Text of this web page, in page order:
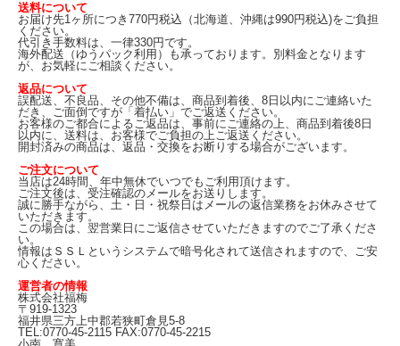
送料について
お届け先1ヶ所につき770円税込（北海道、沖縄は990円税込)をご負担
ください。
代引き手数料は、一律330円です。
海外配送（ゆうパック利用）も承っております。別料金となります
が、お気軽にご相談ください。
返品について
誤配送、不良品、その他不備は、商品到着後、8日以内にご連絡いた
だき、ご面倒ですが「着払い」でご返送ください。
お客様のご都合によるご返品は、事前にご連絡の上、商品到着後8日
以内に、送料は、お客様でご負担の上ご返送ください。
開封済みの商品は、返品・交換をお断りする場合がございます。
ご注文について
当店は24時間、年中無休でいつでもご利用頂けます。
ご注文後は、受注確認のメールをお送りします。
誠に勝手ながら、土・日・祝祭日はメールの返信業務をお休みさせて
いただきます。
この場合は、翌営業日にご返信させていただきますのでご了承くださ
い。
情報はＳＳＬというシステムで暗号化されて送信されますので、ご安
心ください。
運営者の情報
株式会社福梅
〒919-1323
福井県三方上中郡若狭町倉見5-8
TEL:0770-45-2115 FAX:0770-45-2215